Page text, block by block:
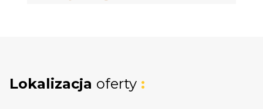
fotowoltaiczna (9,9 kW), pompy ciepła i
Lokalizacja oferty :